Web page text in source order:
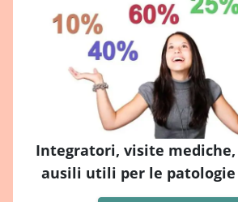
Integratori, visite
ausili utili per le